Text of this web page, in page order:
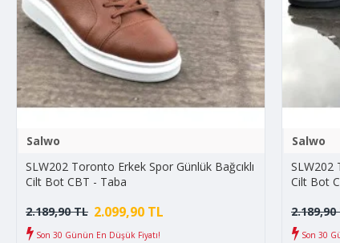
Salwo
SLW202 Toronto Erkek Spor Günlük Bağcıklı
Cilt Bot CBT - Taba
2.099,90 TL
2.189,90 TL
Son 30 Günün En Düşük Fiyatı!
Salwo
SLW202
Cilt Bot
2.189,90
Son 30